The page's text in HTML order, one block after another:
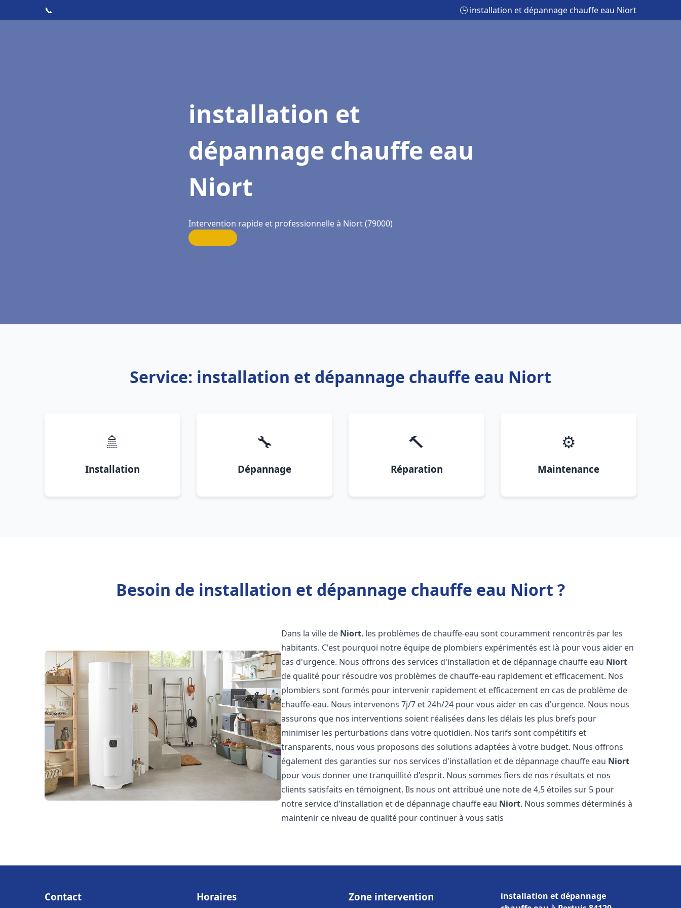
📞 🕒 installation et dépannage chauffe eau Niort
installation et
dépannage chauffe eau
Niort
Intervention rapide et professionnelle à Niort (79000)
Service: installation et dépannage chauffe eau Niort
🚿
Installation
🔧
Dépannage
🔨
Réparation
⚙️
Maintenance
Besoin de installation et dépannage chauffe eau Niort ?
Dans la ville de Niort, les problèmes de chauffe-eau sont couramment rencontrés par les
habitants. C'est pourquoi notre équipe de plombiers expérimentés est là pour vous aider en
cas d'urgence. Nous offrons des services d'installation et de dépannage chauffe eau Niort
de qualité pour résoudre vos problèmes de chauffe-eau rapidement et efficacement. Nos
plombiers sont formés pour intervenir rapidement et efficacement en cas de problème de
chauffe-eau. Nous intervenons 7j/7 et 24h/24 pour vous aider en cas d'urgence. Nous nous
assurons que nos interventions soient réalisées dans les délais les plus brefs pour
minimiser les perturbations dans votre quotidien. Nos tarifs sont compétitifs et
transparents, nous vous proposons des solutions adaptées à votre budget. Nous offrons
également des garanties sur nos services d'installation et de dépannage chauffe eau Niort
pour vous donner une tranquillité d'esprit. Nous sommes fiers de nos résultats et nos
clients satisfaits en témoignent. Ils nous ont attribué une note de 4,5 étoiles sur 5 pour
notre service d'installation et de dépannage chauffe eau Niort. Nous sommes déterminés à
maintenir ce niveau de qualité pour continuer à vous satis
Contact Horaires Zone intervention
installation et dépannage